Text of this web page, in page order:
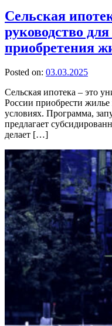
Сельская
руководство
приобретения
Posted on: 03.03.2025
Сельская ипотека – это
России приобрести
условиях. Программа,
предлагает
делает […]